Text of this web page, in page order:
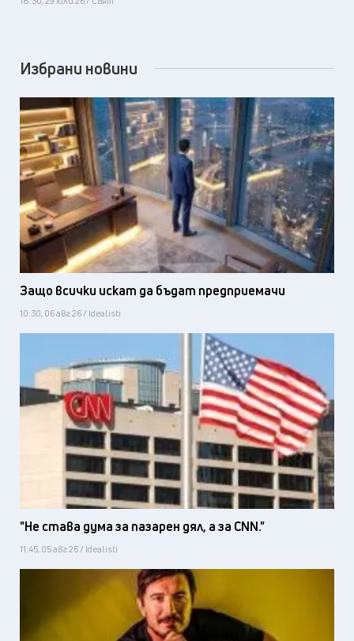
Избрани новини
Защо всички искат да бъдат предприемачи
10:30, 06 авг 26 / Idealisti
"Не става дума за пазарен дял, а за CNN."
11:45, 05 авг 26 / Idealisti